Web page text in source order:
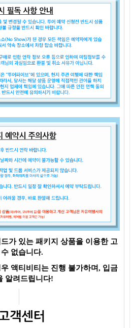
가 있는 패키지 상품을 이용한 고
없습니다.
액티비티는 진행 불가하며, 입금
알려드립니다!